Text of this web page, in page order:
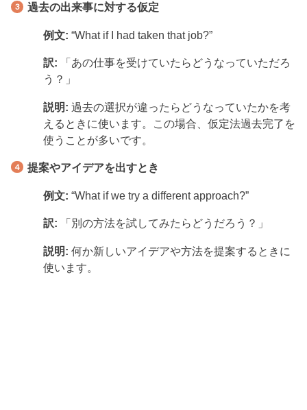
過去の出来事に対する仮定
例文: “What if I had taken that job?”
訳: 「あの仕事を受けていたらどうなっていただろ
う？」
説明: 過去の選択が違ったらどうなっていたかを考
えるときに使います。この場合、仮定法過去完了を
使うことが多いです。
提案やアイデアを出すとき
例文: “What if we try a different approach?”
訳: 「別の方法を試してみたらどうだろう？」
説明: 何か新しいアイデアや方法を提案するときに
使います。